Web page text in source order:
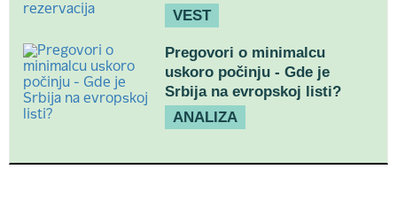
VEST
Pregovori o minimalcu
uskoro počinju - Gde je
Srbija na evropskoj listi?
ANALIZA